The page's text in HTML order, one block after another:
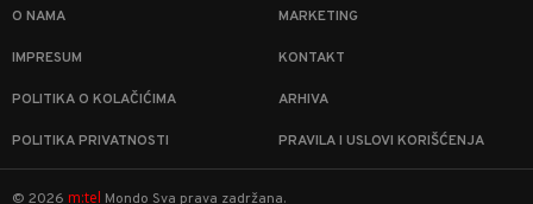
O NAMA MARKETING
IMPRESUM KONTAKT
POLITIKA O KOLAČIĆIMA ARHIVA
POLITIKA PRIVATNOSTI PRAVILA I USLOVI KORIŠĆENJA
© 2026 m:tel Mondo Sva prava zadržana.